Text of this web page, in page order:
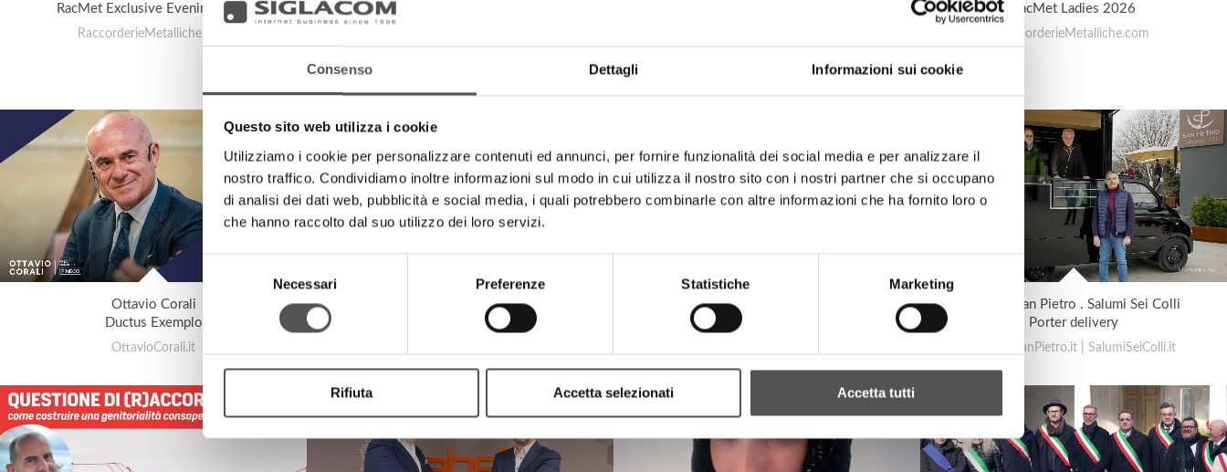
Consenso Dettagli Informazioni sui cookie
Questo sito web utilizza i cookie
Utilizziamo i cookie per personalizzare contenuti ed annunci, per fornire funzionalità dei social media e per analizzare il
nostro traffico. Condividiamo inoltre informazioni sul modo in cui utilizza il nostro sito con i nostri partner che si occupano
di analisi dei dati web, pubblicità e social media, i quali potrebbero combinarle con altre informazioni che ha fornito loro o
che hanno raccolto dal suo utilizzo dei loro servizi.
del
Necessari Preferenze Statistiche Marketing
Rifiuta Accetta selezionati Accetta tutti
RacMet Exclusive Evening 2026
RaccorderieMetalliche.com
RacMet Ladies 2026
RaccorderieMetalliche.com
Ottavio Corali
Ductus Exemplo
OttavioCorali.it
Disanima Piano
Ebbanesis: Transleit
Salumi Sei Colli
From our farm to your table
Latteria San Pietro . Salumi Sei Colli
Porter delivery
LatteriaSanPietro.it | SalumiSeiColli.it